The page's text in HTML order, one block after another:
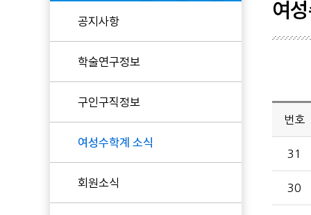
현임원
역대임원
KWMS 후원
공지사항
학술연구정보
구인구직정보
여성수학계 소식
회원소식
여
번호
31
30